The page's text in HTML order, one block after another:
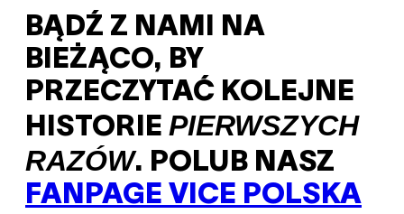
BĄDŹ Z NAMI NA
BIEŻĄCO, BY
PRZECZYTAĆ KOLEJNE
HISTORIE PIERWSZYCH
RAZÓW. POLUB NASZ
FANPAGE VICE POLSKA